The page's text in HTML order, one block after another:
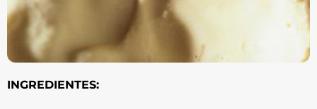
INGREDIENTES: